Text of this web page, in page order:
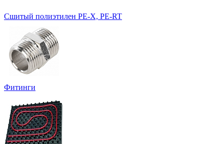
Сшитый полиэтилен PE-X, PE-RT
Фитинги